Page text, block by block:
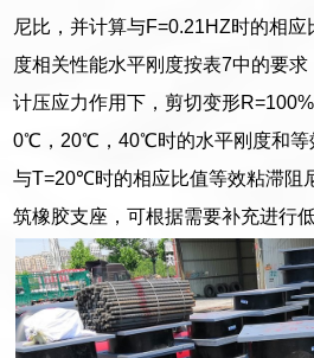
尼比，并计算与F=0.21HZ时的相
度相关性能水平刚度按表7中的要
计压应力作用下，剪切变形
0℃，20℃，40℃时的水平刚度和等
与T=20℃时的相应比值等效粘滞阻
筑橡胶支座，可根据需要补充进行低